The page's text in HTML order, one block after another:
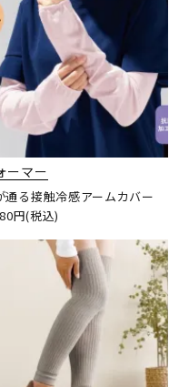
ーマー
通る接触冷感アームカバー
円(税込)